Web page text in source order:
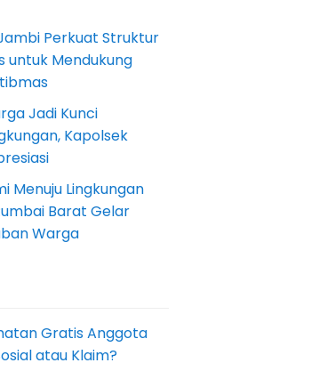
Perkuat Struktur
untuk Mendukung
Jadi Kunci
Kapolsek
Menuju Lingkungan
Barat Gelar
Warga
Gratis Anggota
atau Klaim?